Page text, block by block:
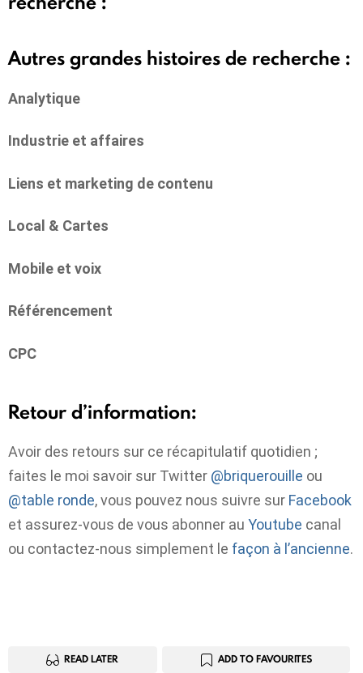
Autres grandes histoires de recherche :
Analytique
Industrie et affaires
Liens et marketing de contenu
Local & Cartes
Mobile et voix
Référencement
CPC
Retour d’information:
Avoir des retours sur ce récapitulatif quotidien ;
faites le moi savoir sur Twitter @briquerouille ou
@table ronde, vous pouvez nous suivre sur Facebook
et assurez-vous de vous abonner au Youtube canal
ou contactez-nous simplement le façon à l’ancienne.
READ LATER ADD TO FAVOURITES